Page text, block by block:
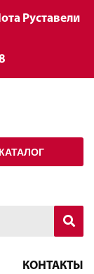
Руставели
КАТАЛОГ
КОНТАКТЫ